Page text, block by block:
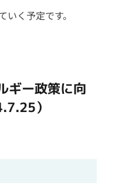
く予定です。
ギー政策に向
）